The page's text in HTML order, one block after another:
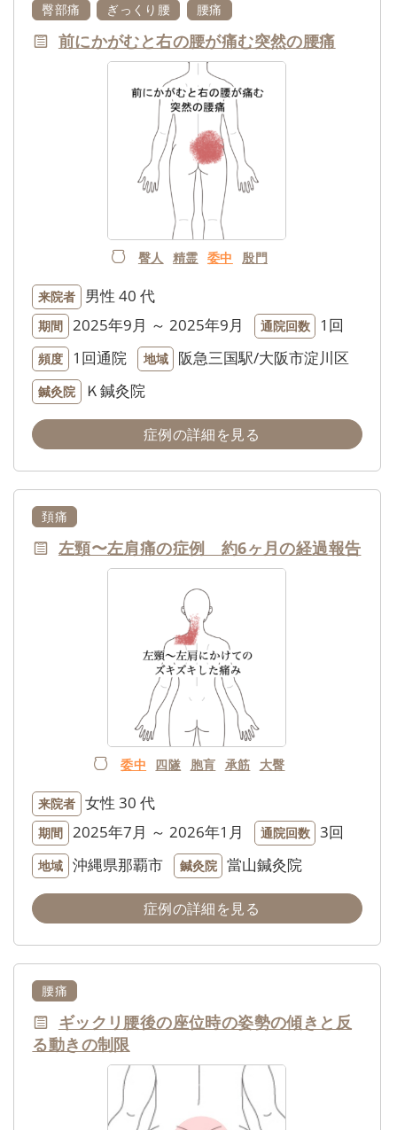
臀部痛 ぎっくり腰 腰痛
前にかがむと右の腰が痛む突然の腰痛
臀人 精霊 委中 殷門
来院者 男性 40 代
期間 2025年9月 ～ 2025年9月 通院回数 1回
頻度 1回通院 地域 阪急三国駅/大阪市淀川区
鍼灸院 Ｋ鍼灸院
症例の詳細を見る
頚痛
左頸〜左肩痛の症例 約6ヶ月の経過報告
委中 四隧 胞肓 承筋 大臀
来院者 女性 30 代
期間 2025年7月 ～ 2026年1月 通院回数 3回
地域 沖縄県那覇市 鍼灸院 當山鍼灸院
症例の詳細を見る
腰痛
ギックリ腰後の座位時の姿勢の傾きと反
る動きの制限